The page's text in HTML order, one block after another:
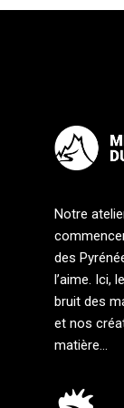
Notre
des
l’aime. Ici,
bruit des
et nos
matière…